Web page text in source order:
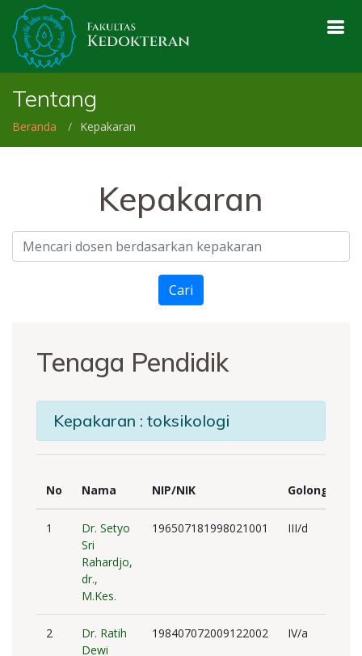
Tentang
Beranda Kepakaran
Kepakaran
Cari
Tenaga Pendidik
Kepakaran : toksikologi
No Nama NIP/NIK Golongan
1
Dr. Setyo
Sri
Rahardjo,
dr.,
M.Kes.
196507181998021001 III/d
2
Dr. Ratih
Dewi
198407072009122002 IV/a